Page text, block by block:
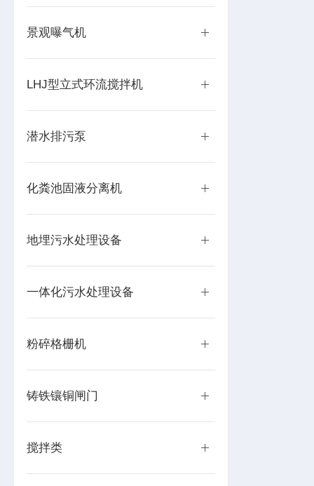
景观曝气机
LHJ型立式环流搅拌机
潜水排污泵
化粪池固液分离机
地埋污水处理设备
一体化污水处理设备
粉碎格栅机
铸铁镶铜闸门
搅拌类